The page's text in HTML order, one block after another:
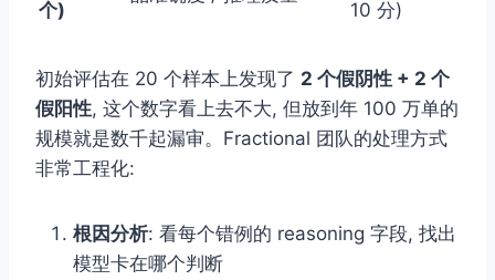
个) 10 分)
初始评估在 20 个样本上发现了 2 个假阴性 + 2 个
假阳性, 这个数字看上去不大, 但放到年 100 万单的
规模就是数千起漏审。Fractional 团队的处理方式
非常工程化:
根因分析: 看每个错例的 reasoning 字段, 找出
模型卡在哪个判断